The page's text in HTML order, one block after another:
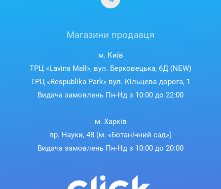
Магазини продавця
м. Київ
ТРЦ «Lavina Mall», вул. Берковецька, 6Д (NEW)
ТРЦ «Respublika Park» вул. Кільцева дорога, 1
Видача замовлень Пн-Нд з 10:00 до 22:00
м. Харків
пр. Науки, 48 (м. «Ботанічний сад»)
Видача замовлень Пн-Нд з 10:00 до 20:00